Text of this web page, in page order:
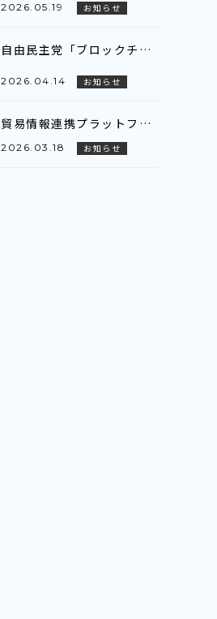
2026.05.19 お知らせ
自由民主党「ブロックチェーン推進議員連盟」に登壇いたしました
2026.04.14 お知らせ
貿易情報連携プラットフォーム「TradeWaltz®」、AI-OCRの対応範囲を拡大～新たに注文書（P/O）に対応し、輸出入双方でのデータ活用が可能に～
2026.03.18 お知らせ